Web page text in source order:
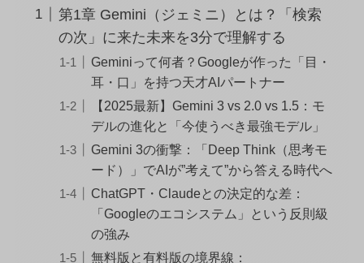
第1章 Gemini（ジェミニ）とは？「検索
の次」に来た未来を3分で理解する
Geminiって何者？Googleが作った「目・
耳・口」を持つ天才AIパートナー
【2025最新】Gemini 3 vs 2.0 vs 1.5：モ
デルの進化と「今使うべき最強モデル」
Gemini 3の衝撃：「Deep Think（思考モ
ード）」でAIが”考えて”から答える時代へ
ChatGPT・Claudeとの決定的な差：
「Googleのエコシステム」という反則級
の強み
無料版と有料版の境界線：